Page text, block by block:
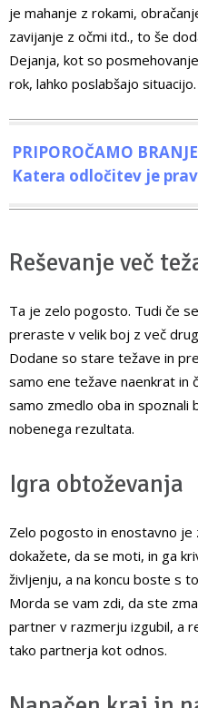
je mahanje z rokami,
zavijanje z očmi itd., to še
Dejanja, kot so
rok, lahko poslabšajo situacijo.
PRIPOROČAMO
Katera odločitev je
Reševanje več
Ta je zelo pogosto. Tudi če
preraste v velik boj z več
Dodane so stare težave in
samo ene težave naenkrat in
samo zmedlo oba in spoznali
nobenega rezultata.
Igra obtoževanja
Zelo pogosto in enostavno
dokažete, da se moti, in ga
življenju, a na koncu boste s
Morda se vam zdi, da ste
partner v razmerju izgubil, a
tako partnerja kot odnos.